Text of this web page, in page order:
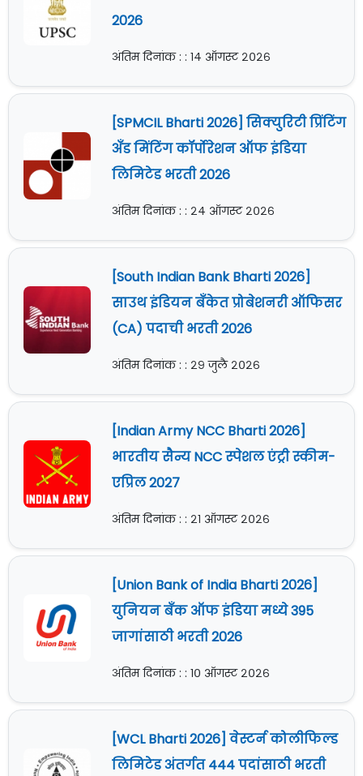
2026
अंतिम दिनांक : : १४ ऑगस्ट २०२६
[SPMCIL Bharti 2026] सिक्युरिटी प्रिंटिंग
अँड मिंटिंग कॉर्पोरेशन ऑफ इंडिया
लिमिटेड भरती 2026
अंतिम दिनांक : : २४ ऑगस्ट २०२६
[South Indian Bank Bharti 2026]
साउथ इंडियन बँकेत प्रोबेशनरी ऑफिसर
(CA) पदाची भरती 2026
अंतिम दिनांक : : २९ जुलै २०२६
[Indian Army NCC Bharti 2026]
भारतीय सैन्य NCC स्पेशल एंट्री स्कीम-
एप्रिल 2027
अंतिम दिनांक : : २१ ऑगस्ट २०२६
[Union Bank of India Bharti 2026]
युनियन बँक ऑफ इंडिया मध्ये 395
जागांसाठी भरती 2026
अंतिम दिनांक : : १० ऑगस्ट २०२६
[WCL Bharti 2026] वेस्टर्न कोलीफिल्ड
लिमिटेड अंतर्गत 444 पदांसाठी भरती